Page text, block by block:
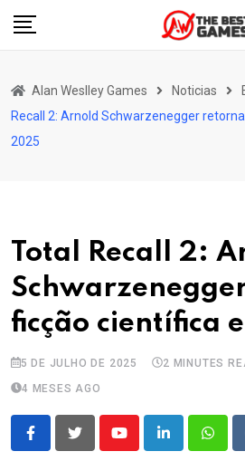
Skip
Alan Weslley Games Noticias
Recall 2: Arnold Schwarzenegger
2025
Total Recall 2:
ficção científica
5 DE JULHO DE 2025 2 MINUTES
4 MESES AGO
YoutubeLinkedIn